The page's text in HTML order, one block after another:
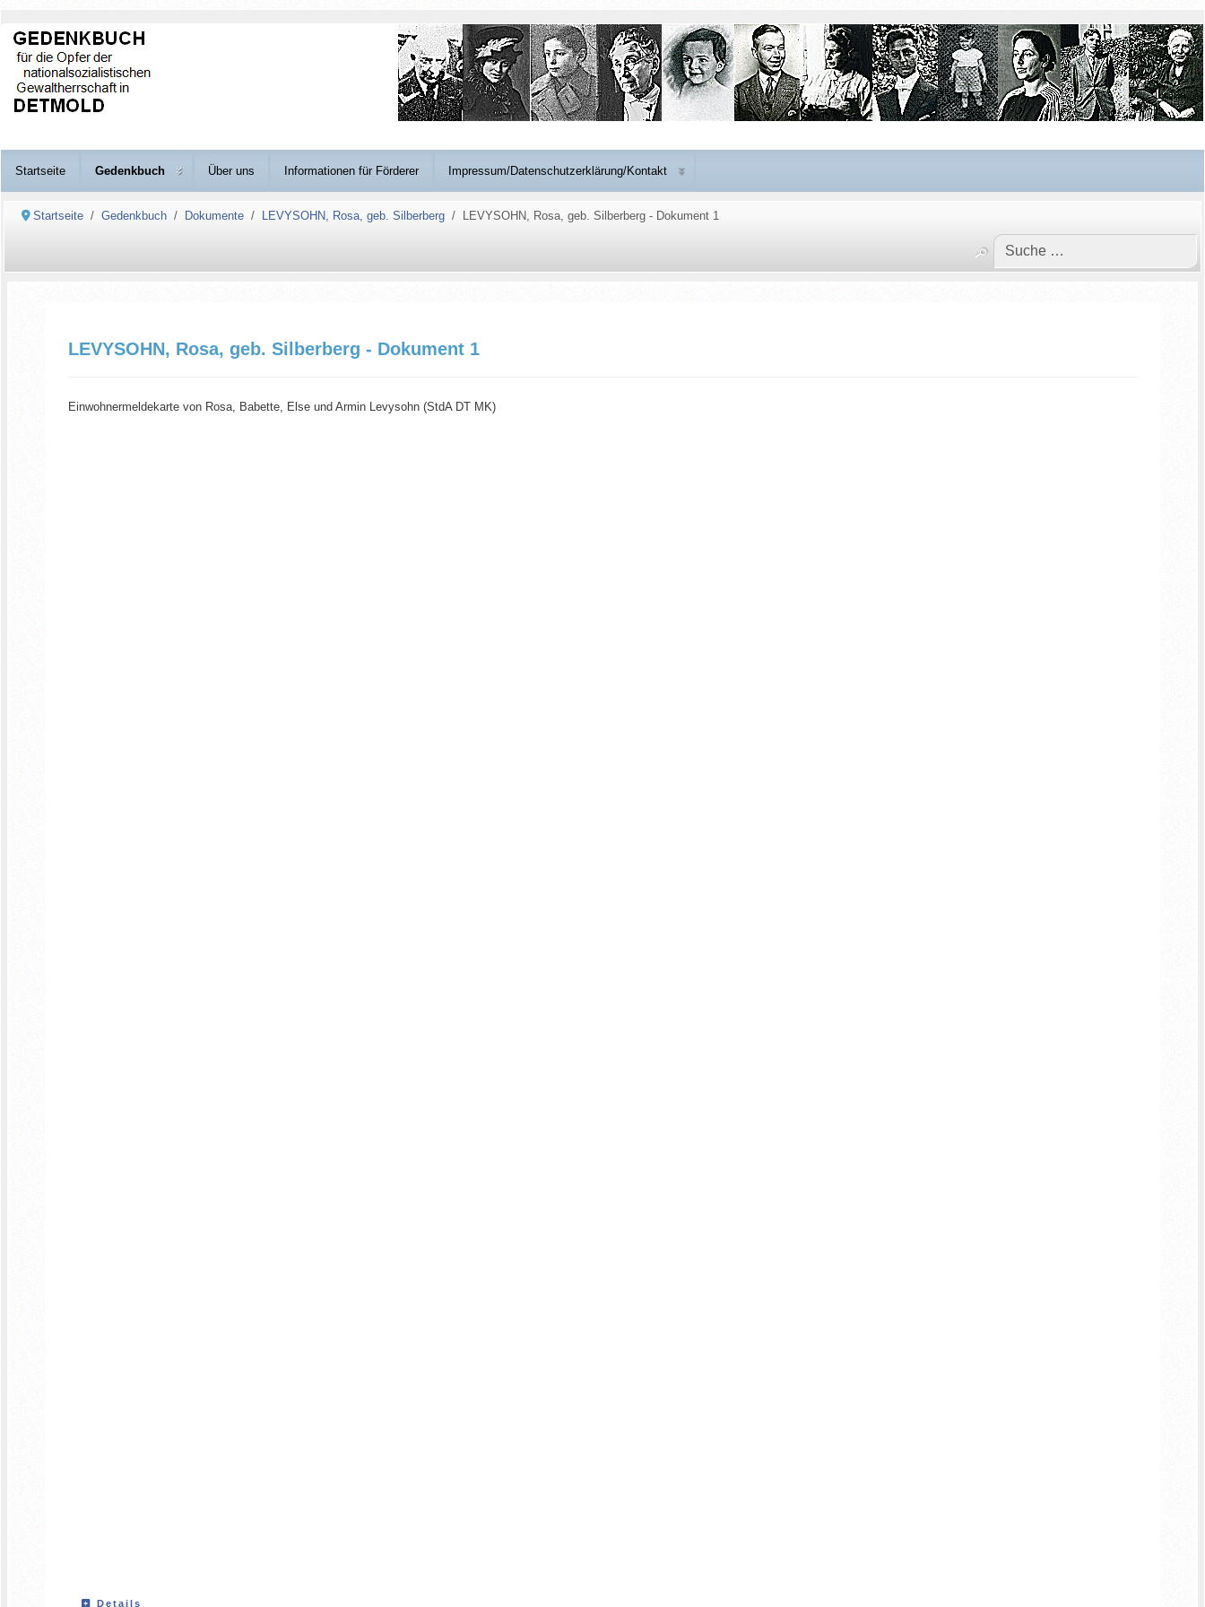
Startseite Gedenkbuch Über uns Informationen für Förderer Impressum/Datenschutzerklärung/Kontakt
Startseite Gedenkbuch Dokumente LEVYSOHN, Rosa, geb. Silberberg LEVYSOHN, Rosa, geb. Silberberg - Dokument 1
LEVYSOHN, Rosa, geb. Silberberg - Dokument 1
Einwohnermeldekarte von Rosa, Babette, Else und Armin Levysohn (StdA DT MK)
Details